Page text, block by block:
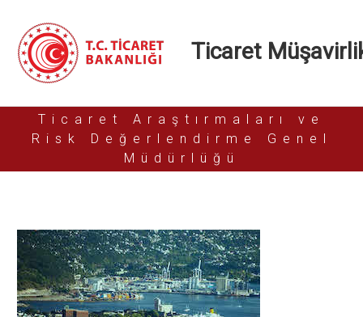
Ticaret
Ticaret Araştırmaları ve
Risk Değerlendirme Genel
Müdürlüğü